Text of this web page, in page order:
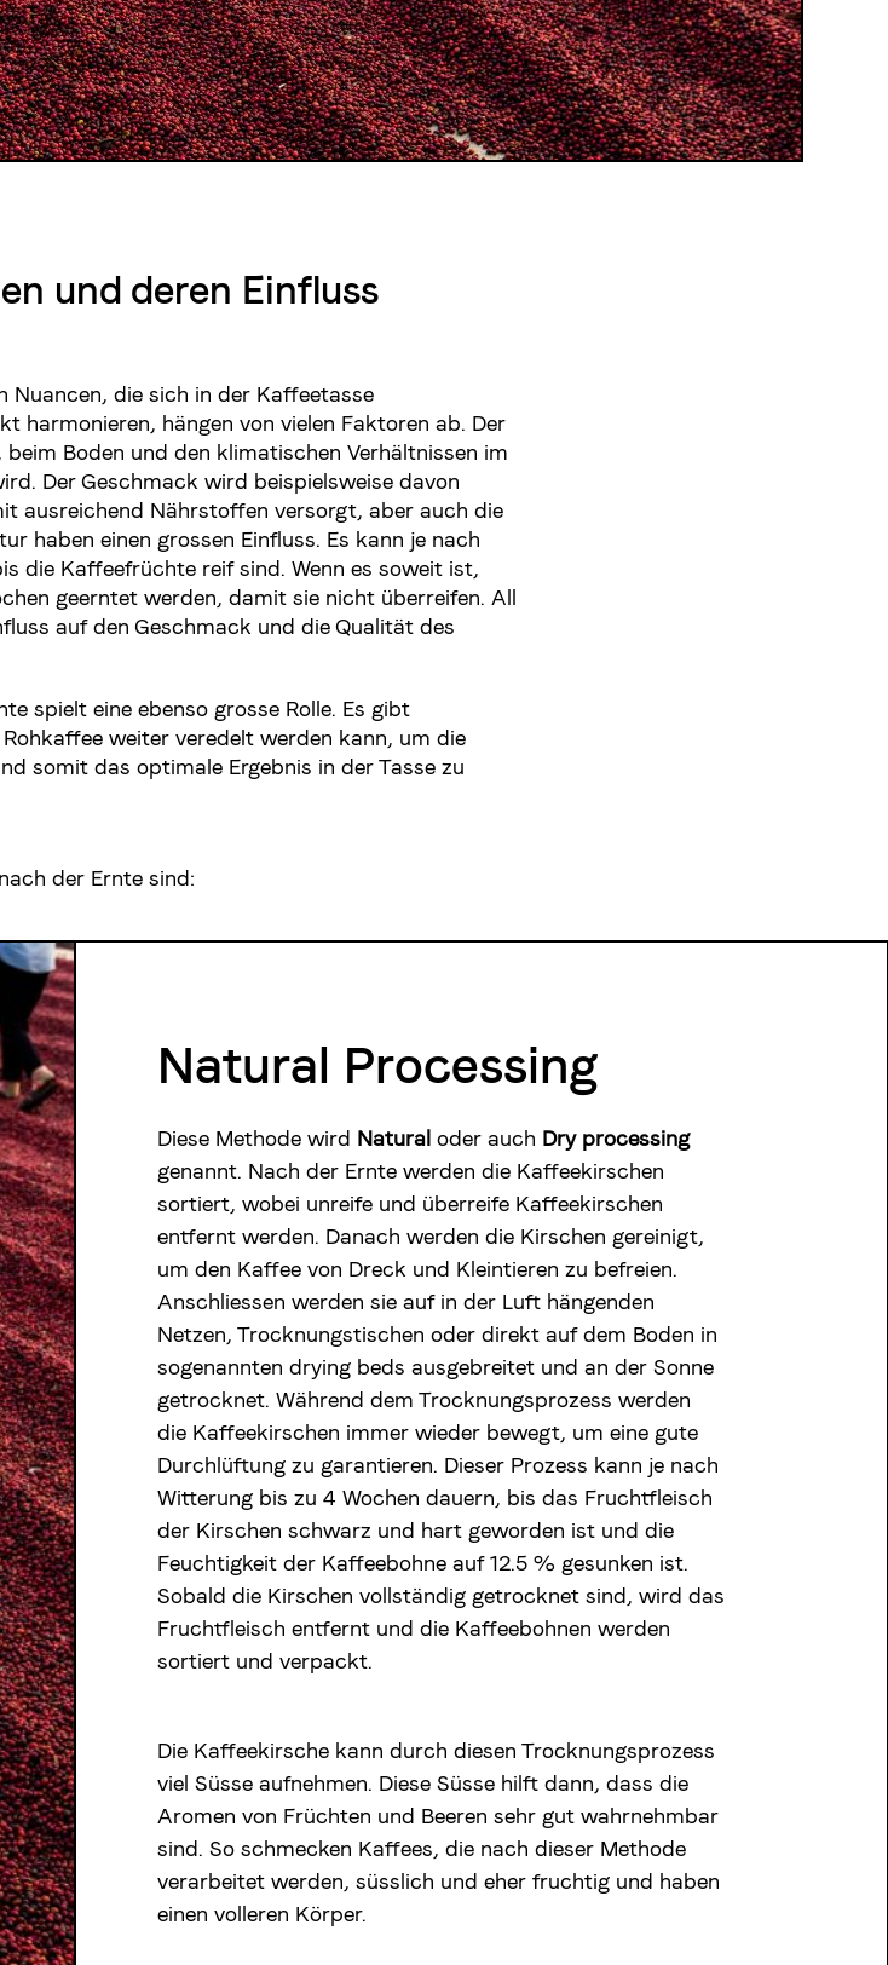
und deren Einfluss
Nuancen, die sich in der Kaffeetasse
harmonieren, hängen von vielen Faktoren ab. Der
Boden und den klimatischen Verhältnissen im
Der Geschmack wird beispielsweise davon
ausreichend Nährstoffen versorgt, aber auch die
haben einen grossen Einfluss. Es kann je nach
die Kaffeefrüchte reif sind. Wenn es soweit ist,
geerntet werden, damit sie nicht überreifen. All
auf den Geschmack und die Qualität des
spielt eine ebenso grosse Rolle. Es gibt
weiter veredelt werden kann, um die
somit das optimale Ergebnis in der Tasse zu
der Ernte sind:
Natural Processing
Diese Methode wird Natural oder auch Dry processing
genannt. Nach der Ernte werden die Kaffeekirschen
sortiert, wobei unreife und überreife Kaffeekirschen
entfernt werden. Danach werden die Kirschen gereinigt,
um den Kaffee von Dreck und Kleintieren zu befreien.
Anschliessen werden sie auf in der Luft hängenden
Netzen, Trocknungstischen oder direkt auf dem Boden in
sogenannten drying beds ausgebreitet und an der Sonne
getrocknet. Während dem Trocknungsprozess werden
die Kaffeekirschen immer wieder bewegt, um eine gute
Durchlüftung zu garantieren. Dieser Prozess kann je nach
Witterung bis zu 4 Wochen dauern, bis das Fruchtfleisch
der Kirschen schwarz und hart geworden ist und die
Feuchtigkeit der Kaffeebohne auf 12.5 % gesunken ist.
Sobald die Kirschen vollständig getrocknet sind, wird das
Fruchtfleisch entfernt und die Kaffeebohnen werden
sortiert und verpackt.
Die Kaffeekirsche kann durch diesen Trocknungsprozess
viel Süsse aufnehmen. Diese Süsse hilft dann, dass die
Aromen von Früchten und Beeren sehr gut wahrnehmbar
sind. So schmecken Kaffees, die nach dieser Methode
verarbeitet werden, süsslich und eher fruchtig und haben
einen volleren Körper.